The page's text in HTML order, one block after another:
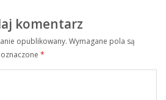
komentarz
opublikowany. Wymagane pola są
oznaczone *